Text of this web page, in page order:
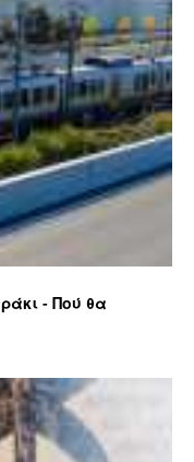
- Πού θα